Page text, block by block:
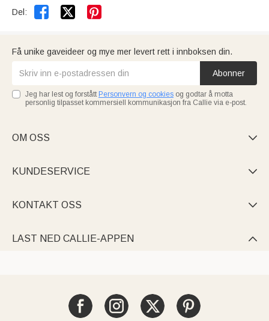
Del:  
Få unike gaveideer og mye mer levert rett i innboksen din.
Abonner
Jeg har lest og forstått Personvern og cookies og godtar å motta
personlig tilpasset kommersiell kommunikasjon fra Callie via e-post.
OM OSS 
KUNDESERVICE 
KONTAKT OSS 
LAST NED CALLIE-APPEN 